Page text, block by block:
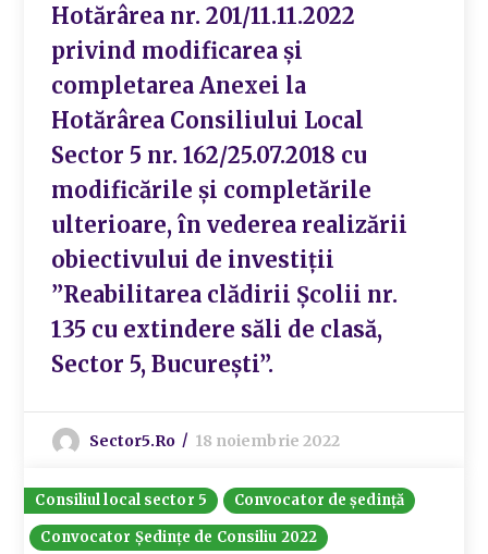
Hotărârea nr. 201/11.11.2022
privind modificarea și
completarea Anexei la
Hotărârea Consiliului Local
Sector 5 nr. 162/25.07.2018 cu
modificările și completările
ulterioare, în vederea realizării
obiectivului de investiții
”Reabilitarea clădirii Școlii nr.
135 cu extindere săli de clasă,
Sector 5, București”.
Sector5.ro 18 noiembrie 2022
Consiliul local sector 5
Convocator de ședință
Convocator Ședințe de Consiliu 2022